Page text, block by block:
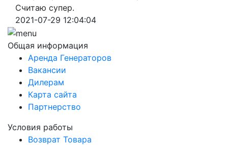
Считаю супер.
2021-07-29 12:04:04
Общая информация
Аренда Генераторов
Вакансии
Дилерам
Карта сайта
Партнерство
Условия работы
Возврат Товара